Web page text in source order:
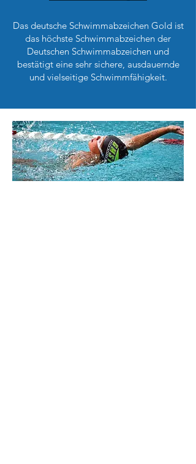
Das deutsche Schwimmabzeichen Gold ist
das höchste Schwimmabzeichen der
Deutschen Schwimmabzeichen und
bestätigt eine sehr sichere, ausdauernde
und vielseitige Schwimmfähigkeit.